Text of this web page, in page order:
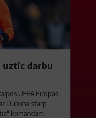
darbu
UEFA Eiropas
Dublinā starp
komandām.